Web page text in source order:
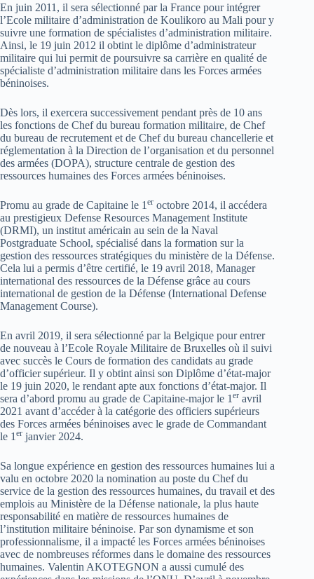
En juin 2011, il sera sélectionné par la France pour intégrer
l’Ecole militaire d’administration de Koulikoro au Mali pour y
suivre une formation de spécialistes d’administration militaire.
Ainsi, le 19 juin 2012 il obtint le diplôme d’administrateur
militaire qui lui permit de poursuivre sa carrière en qualité de
spécialiste d’administration militaire dans les Forces armées
béninoises.
Dès lors, il exercera successivement pendant près de 10 ans
les fonctions de Chef du bureau formation militaire, de Chef
du bureau de recrutement et de Chef du bureau chancellerie et
réglementation à la Direction de l’organisation et du personnel
des armées (DOPA), structure centrale de gestion des
ressources humaines des Forces armées béninoises.
Promu au grade de Capitaine le 1 er octobre 2014, il accédera
au prestigieux Defense Resources Management Institute
(DRMI), un institut américain au sein de la Naval
Postgraduate School, spécialisé dans la formation sur la
gestion des ressources stratégiques du ministère de la Défense.
Cela lui a permis d’être certifié, le 19 avril 2018, Manager
international des ressources de la Défense grâce au cours
international de gestion de la Défense (International Defense
Management Course).
En avril 2019, il sera sélectionné par la Belgique pour entrer
de nouveau à l’Ecole Royale Militaire de Bruxelles où il suivi
avec succès le Cours de formation des candidats au grade
d’officier supérieur. Il y obtint ainsi son Diplôme d’état-major
le 19 juin 2020, le rendant apte aux fonctions d’état-major. Il
sera d’abord promu au grade de Capitaine-major le 1 er avril
2021 avant d’accéder à la catégorie des officiers supérieurs
des Forces armées béninoises avec le grade de Commandant
le 1 er janvier 2024.
Sa longue expérience en gestion des ressources humaines lui a
valu en octobre 2020 la nomination au poste du Chef du
service de la gestion des ressources humaines, du travail et des
emplois au Ministère de la Défense nationale, la plus haute
responsabilité en matière de ressources humaines de
l’institution militaire béninoise. Par son dynamisme et son
professionnalisme, il a impacté les Forces armées béninoises
avec de nombreuses réformes dans le domaine des ressources
humaines. Valentin AKOTEGNON a aussi cumulé des